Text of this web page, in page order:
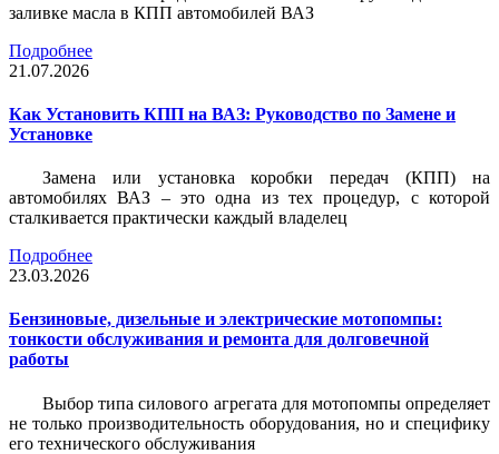
заливке масла в КПП автомобилей ВАЗ
Подробнее
21.07.2026
Как Установить КПП на ВАЗ: Руководство по Замене и
Установке
Замена или установка коробки передач (КПП) на
автомобилях ВАЗ – это одна из тех процедур, с которой
сталкивается практически каждый владелец
Подробнее
23.03.2026
Бензиновые, дизельные и электрические мотопомпы:
тонкости обслуживания и ремонта для долговечной
работы
Выбор типа силового агрегата для мотопомпы определяет
не только производительность оборудования, но и специфику
его технического обслуживания